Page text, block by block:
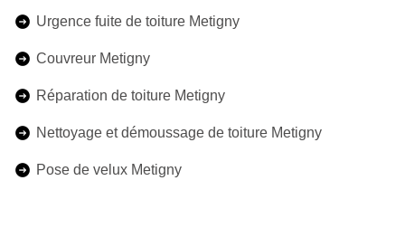
Urgence fuite de toiture Metigny
Couvreur Metigny
Réparation de toiture Metigny
Nettoyage et démoussage de toiture Metigny
Pose de velux Metigny